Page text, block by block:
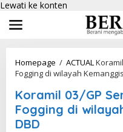
Lewati ke konten
Homepage / ACTUAL
Fogging di wilayah
Koramil 03/GP
Fogging di
DBD